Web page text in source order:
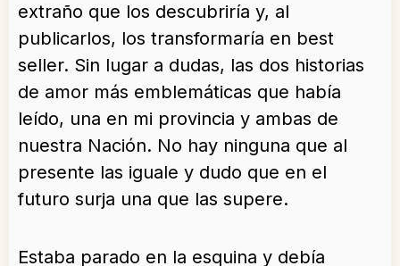
extraño que los descubriría y, al
publicarlos, los transformaría en best
seller. Sin lugar a dudas, las dos historias
de amor más emblemáticas que había
leído, una en mi provincia y ambas de
nuestra Nación. No hay ninguna que al
presente las iguale y dudo que en el
futuro surja una que las supere.
Estaba parado en la esquina y debía